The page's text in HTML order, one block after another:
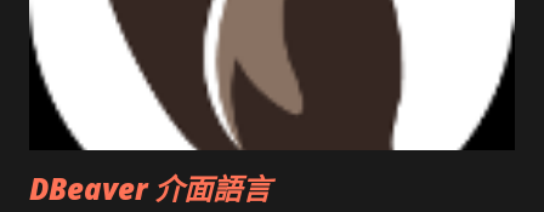
DBeaver 介面語言